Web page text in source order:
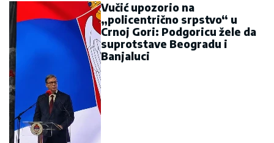
Vučić upozorio na
„policentrično srpstvo“ u
Crnoj Gori: Podgoricu žele da
suprotstave Beogradu i
Banjaluci